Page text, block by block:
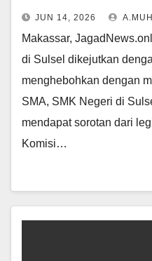
JUN 14, 2026
Makassar,
di Sulsel dikejutkan
menghebohkan dengan
SMA, SMK Negeri di
mendapat sorotan dari
Komisi…